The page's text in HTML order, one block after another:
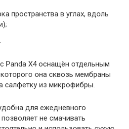
пространства в углах, вдоль
Panda X4 оснащён отдельным
она сквозь мембраны
салфетку из микрофибры.
для ежедневного
не смачивать